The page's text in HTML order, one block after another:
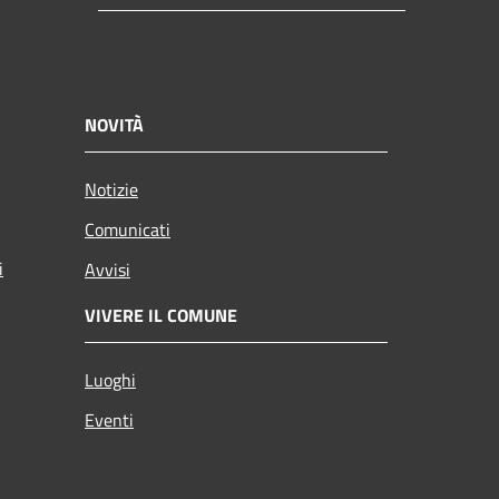
NOVITÀ
Notizie
Comunicati
Avvisi
VIVERE IL COMUNE
Luoghi
Eventi